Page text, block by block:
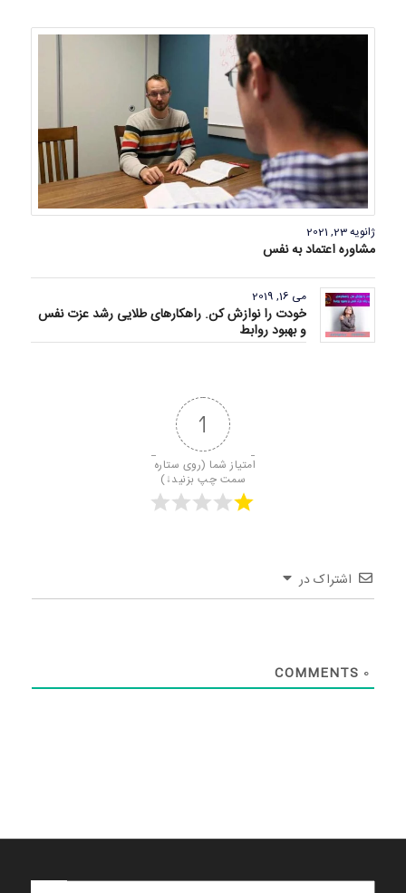
ژانویه 23, 2021
مشاوره اعتماد به نفس
می 16, 2019
خودت را نوازش کن. راهکارهای طلایی رشد عزت نفس
و بهبود روابط
1
امتیاز شما (روی ستاره
سمت چپ بزنید↓)
اشتراک در
0